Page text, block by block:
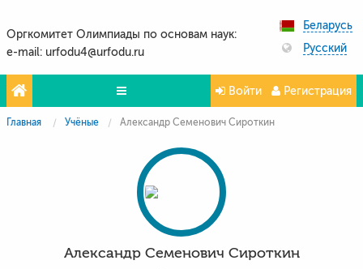
Оргкомитет Олимпиады по основам наук:
e-mail: urfodu4@urfodu.ru
Беларусь
Русский
Олимпиады
Фото и видео
Войти Регистрация
Главная Учёные Александр Семенович Сироткин
Александр Семенович Сироткин